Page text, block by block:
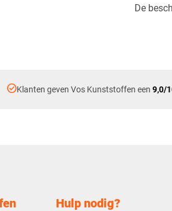
De
check_circleKlanten geven Vos Kunststoffen een 9,0/
Hulp nodig?